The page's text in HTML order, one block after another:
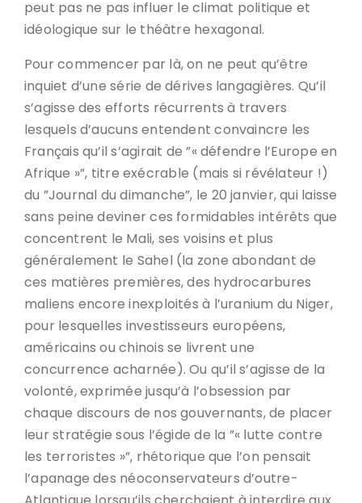
peut pas ne pas influer le climat politique et
idéologique sur le théâtre hexagonal.
Pour commencer par là, on ne peut qu’être
inquiet d’une série de dérives langagières. Qu’il
s’agisse des efforts récurrents à travers
lesquels d’aucuns entendent convaincre les
Français qu’il s’agirait de ”« défendre l’Europe en
Afrique »”, titre exécrable (mais si révélateur !)
du ”Journal du dimanche”, le 20 janvier, qui laisse
sans peine deviner ces formidables intérêts que
concentrent le Mali, ses voisins et plus
généralement le Sahel (la zone abondant de
ces matières premières, des hydrocarbures
maliens encore inexploités à l’uranium du Niger,
pour lesquelles investisseurs européens,
américains ou chinois se livrent une
concurrence acharnée). Ou qu’il s’agisse de la
volonté, exprimée jusqu’à l’obsession par
chaque discours de nos gouvernants, de placer
leur stratégie sous l’égide de la ”« lutte contre
les terroristes »”, rhétorique que l’on pensait
l’apanage des néoconservateurs d’outre-